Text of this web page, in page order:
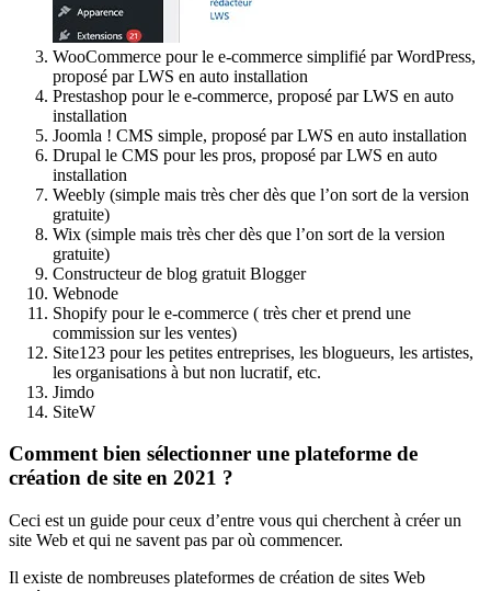
WooCommerce pour le e-commerce simplifié par WordPress,
proposé par LWS en auto installation
Prestashop pour le e-commerce, proposé par LWS en auto
installation
Joomla ! CMS simple, proposé par LWS en auto installation
Drupal le CMS pour les pros, proposé par LWS en auto
installation
Weebly (simple mais très cher dès que l’on sort de la version
gratuite)
Wix (simple mais très cher dès que l’on sort de la version
gratuite)
Constructeur de blog gratuit Blogger
Webnode
Shopify pour le e-commerce ( très cher et prend une
commission sur les ventes)
Site123 pour les petites entreprises, les blogueurs, les artistes,
les organisations à but non lucratif, etc.
Jimdo
SiteW
Comment bien sélectionner une plateforme de
création de site en 2021 ?
Ceci est un guide pour ceux d’entre vous qui cherchent à créer un
site Web et qui ne savent pas par où commencer.
Il existe de nombreuses plateformes de création de sites Web